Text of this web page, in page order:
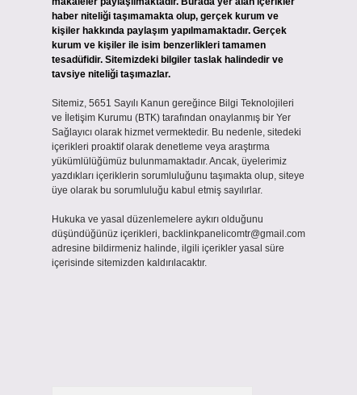
haber niteliği taşımamakta olup, gerçek kurum ve
kişiler hakkında paylaşım yapılmamaktadır. Gerçek
kurum ve kişiler ile isim benzerlikleri tamamen
tesadüfidir. Sitemizdeki bilgiler taslak halindedir ve
tavsiye niteliği taşımazlar.
Sitemiz, 5651 Sayılı Kanun gereğince Bilgi Teknolojileri
ve İletişim Kurumu (BTK) tarafından onaylanmış bir Yer
Sağlayıcı olarak hizmet vermektedir. Bu nedenle, sitedeki
içerikleri proaktif olarak denetleme veya araştırma
yükümlülüğümüz bulunmamaktadır. Ancak, üyelerimiz
yazdıkları içeriklerin sorumluluğunu taşımakta olup, siteye
üye olarak bu sorumluluğu kabul etmiş sayılırlar.
Hukuka ve yasal düzenlemelere aykırı olduğunu
düşündüğünüz içerikleri, backlinkpanelicomtr@gmail.com
adresine bildirmeniz halinde, ilgili içerikler yasal süre
içerisinde sitemizden kaldırılacaktır.